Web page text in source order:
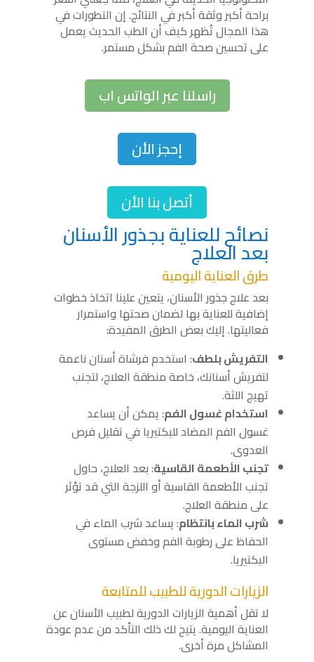
براحة أكبر وثقة أكبر في النتائج. إن التطورات في
هذا المجال تُظهر كيف أن الطب الحديث يعمل
على تحسين صحة الفم بشكل مستمر.
راسلنا عبر الواتس اب
إحجز الأن
أتصل بنا الأن
نصائح للعناية بجذور الأسنان
بعد العلاج
طرق العناية اليومية
بعد علاج جذور الأسنان، يتعين علينا اتخاذ خطوات
إضافية للعناية بها لضمان صحتها واستمرار
فعاليتها. إليك بعض الطرق المفيدة:
التفريش بلطف: استخدم فرشاة أسنان ناعمة
لتفريش أسنانك، خاصة منطقة العلاج، لتجنب
تهيج اللثة.
استخدام غسول الفم: يمكن أن يساعد
غسول الفم المضاد للبكتيريا في تقليل فرص
العدوى.
تجنب الأطعمة القاسية: بعد العلاج، حاول
تجنب الأطعمة القاسية أو اللزجة التي قد تؤثر
على منطقة العلاج.
شرب الماء بانتظام: يساعد شرب الماء في
الحفاظ على رطوبة الفم وخفض مستوى
البكتيريا.
الزيارات الدورية للطبيب للمتابعة
لا تقل أهمية الزيارات الدورية لطبيب الأسنان عن
العناية اليومية. يتيح لك ذلك التأكد من عدم عودة
المشاكل مرة أخرى.